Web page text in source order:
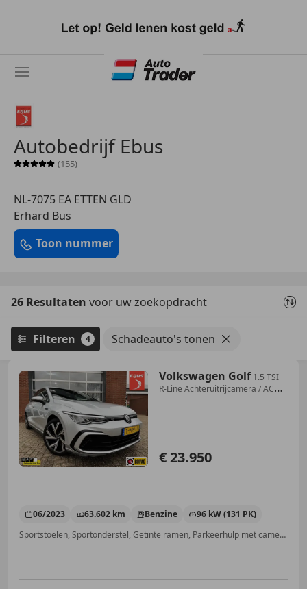
naar
Autobedrijf Ebus
Sterrenbeoordeling 5 van 5
(155)
NL-7075 EA ETTEN GLD
Erhard Bus
Toon nummer
26 Resultaten voor uw zoekopdracht
Filteren 4 Schadeauto's tonen
Volkswagen Golf 1.5 TSI
R-Line Achteruitrijcamera / ACC /
€ 23.950
06/2023 63.602 km Benzine
96 kW (131 PK)
Sportstoelen, Sportonderstel, Getinte ramen, Parkeerhulp met camera, Geheel digitaal combi-instrument, LED verlichting, Sfeerverlichting, Digitale radio-ontvangst